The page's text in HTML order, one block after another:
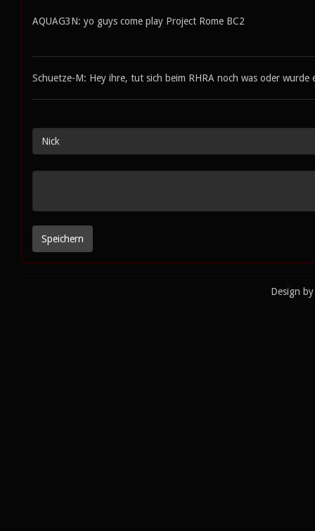
AQUAG3N: yo guys come play Project Rome BC2
Schuetze-M: Hey ihre, tut sich beim RHRA noch was oder wurde
Design